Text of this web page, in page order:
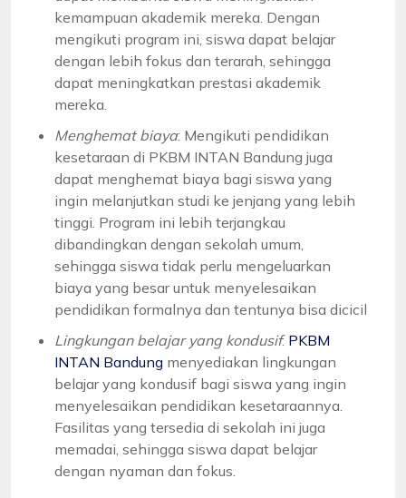
kemampuan akademik mereka. Dengan
mengikuti program ini, siswa dapat belajar
dengan lebih fokus dan terarah, sehingga
dapat meningkatkan prestasi akademik
mereka.
Menghemat biaya: Mengikuti pendidikan
kesetaraan di PKBM INTAN Bandung juga
dapat menghemat biaya bagi siswa yang
ingin melanjutkan studi ke jenjang yang lebih
tinggi. Program ini lebih terjangkau
dibandingkan dengan sekolah umum,
sehingga siswa tidak perlu mengeluarkan
biaya yang besar untuk menyelesaikan
pendidikan formalnya dan tentunya bisa dicicil
Lingkungan belajar yang kondusif: PKBM
INTAN Bandung menyediakan lingkungan
belajar yang kondusif bagi siswa yang ingin
menyelesaikan pendidikan kesetaraannya.
Fasilitas yang tersedia di sekolah ini juga
memadai, sehingga siswa dapat belajar
dengan nyaman dan fokus.